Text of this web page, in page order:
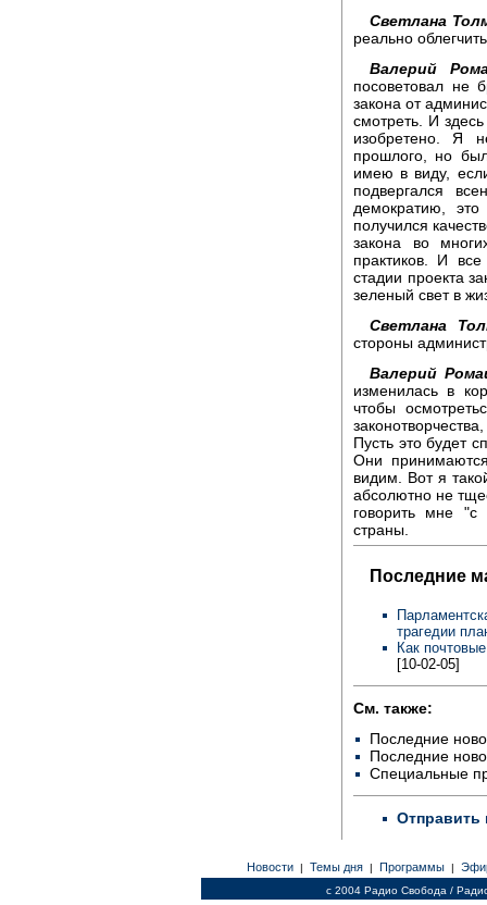
Светлана
реально
Валерий
посоветовал не
закона от
смотреть. И
изобретено. Я
прошлого, но
имею в виду,
подвергался
демократию,
получился
закона во
практиков. И
стадии проекта
зеленый свет в
Светлана
стороны
Валерий
изменилась в
чтобы
Пусть это будет
Они
видим. Вот я
абсолютно не
говорить мне
страны.
Последние
трагедии
Как
[10-02-05]
См. также:
Последние
Последние
Специальные
Отправить
Новости | Темы дня | Программы |
c 2004 Радио Свобода /